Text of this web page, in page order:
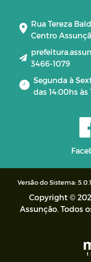
Rua Tereza
Centro
3466-1079
Segunda à
das 14:00hs às
Versão do Sistema:
Copyright ©
Assunção. Todos